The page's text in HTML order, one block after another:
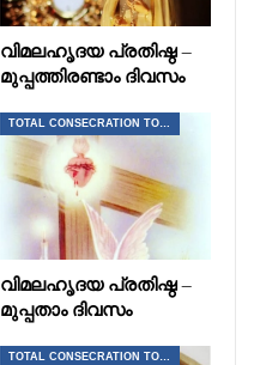
വിമലഹൃദയ പ്രതിഷ്ഠ –
മുപ്പത്തിരണ്ടാം ദിവസം
വിമലഹൃദയ പ്രതിഷ്ഠ –
മുപ്പതാം ദിവസം
TOTAL CONSECRATION TO JESUS THROUGH MARY